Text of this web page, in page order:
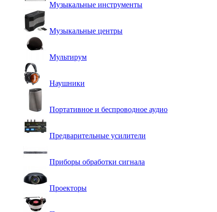
Музыкальные инструменты
Музыкальные центры
Мультирум
Наушники
Портативное и беспроводное аудио
Предварительные усилители
Приборы обработки сигнала
Проекторы